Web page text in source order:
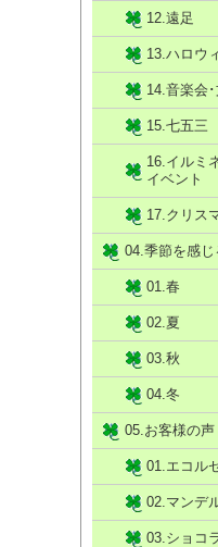
12.遠足
13.ハロウ
14.音楽会
15.七五三
16.イルミ
イベント
17.クリス
04.季節を感じ
01.春
02.夏
03.秋
04.冬
05.お客様の声
01.エコル
02.マンデ
03.ショコ